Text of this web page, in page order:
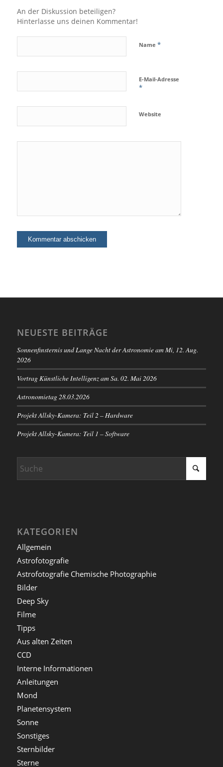
An der Diskussion beteiligen?
Hinterlasse uns deinen Kommentar!
Name *
E-Mail-Adresse
*
Website
NEUESTE BEITRÄGE
Sonnenfinsternis und Lange Nacht der Astronomie am Mi, 12. Aug.
2026
Vortrag Künstliche Intelligenz am Sa. 02. Mai 2026
Astronomietag 28.03.2026
Projekt Allsky-Kamera: Teil 2 – Hardware
Projekt Allsky-Kamera: Teil 1 – Software
KATEGORIEN
Allgemein
Astrofotografie
Astrofotografie Chemische Photographie
Bilder
Deep Sky
Filme
Tipps
Aus alten Zeiten
CCD
Interne Informationen
Anleitungen
Mond
Planetensystem
Sonne
Sonstiges
Sternbilder
Sterne